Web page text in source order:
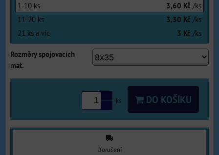
1-10 ks 3,60 Kč /ks
11-20 ks 3,30 Kč /ks
21 ks a víc 3 Kč /ks
Rozměry spojovacích
mat.
ks DO KOŠÍKU
Doručení